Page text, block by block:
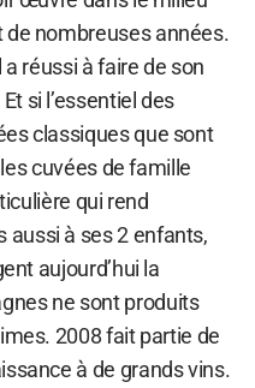
nombreuses années.
réussi à faire de son
si l’essentiel des
classiques que sont
cuvées de famille
qui rend
aussi à ses 2 enfants,
aujourd’hui la
ne sont produits
2008 fait partie de
à de grands vins.